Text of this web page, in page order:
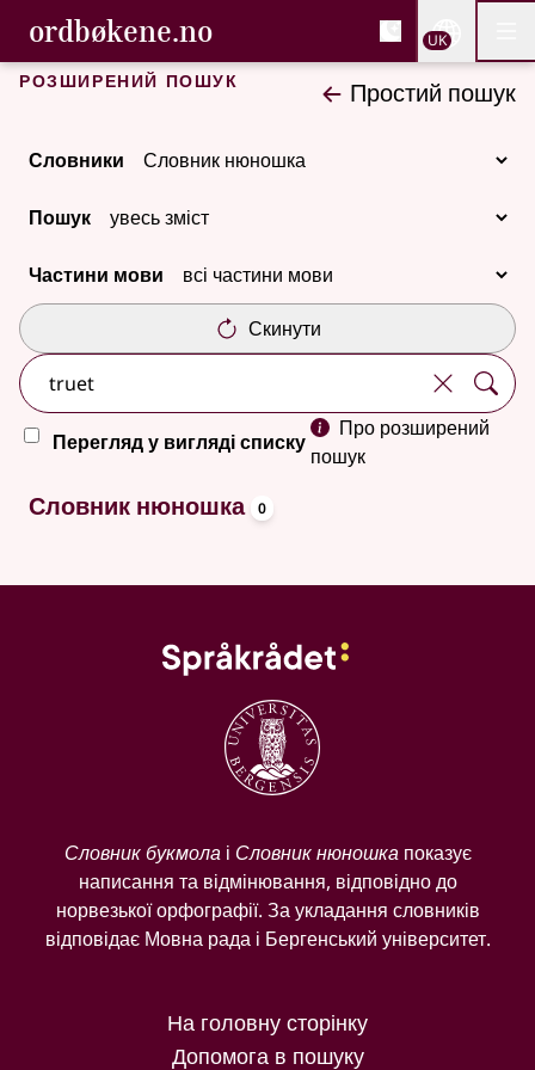
Перейти до основного вмісту
Доступність
ordbøkene.no, Cловник букмола та
Cловник букмола та Словник нюношка
UK
Розширений пошук Простий пошук
Словники
Пошук
Частини мови
Скинути
Перегляд у вигляді списку
Про розширений
пошук
Немає результатів
Словник нюношка 0
Словник букмолаі Словник нюношкапоказує
написання та відмінювання, відповідно до
норвезької орфографії. За укладання словників
відповідає Мовна рада і Бергенський університет.
На головну сторінку
Допомога в пошуку